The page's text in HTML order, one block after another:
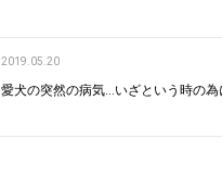
2019.05.20
愛犬の突然の病気…いざという時の為